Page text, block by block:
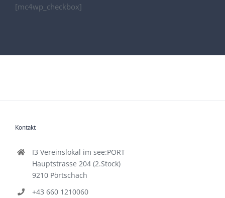
[mc4wp_checkbox]
Kontakt
I3 Vereinslokal im see:PORT
Hauptstrasse 204 (2.Stock)
9210 Pörtschach
+43 660 1210060